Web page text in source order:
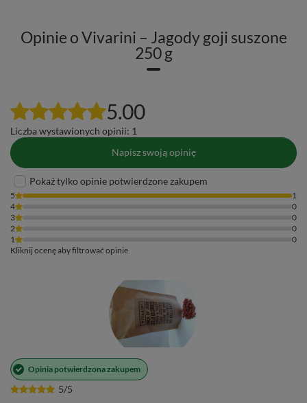
Opinie o Vivarini – Jagody goji suszone
250 g
5.00
Liczba wystawionych opinii: 1
Napisz swoją opinię
Pokaż tylko opinie potwierdzone zakupem
5
1
4
0
3
0
2
0
1
0
Kliknij ocenę aby filtrować opinie
5/5
Opinia potwierdzona zakupem